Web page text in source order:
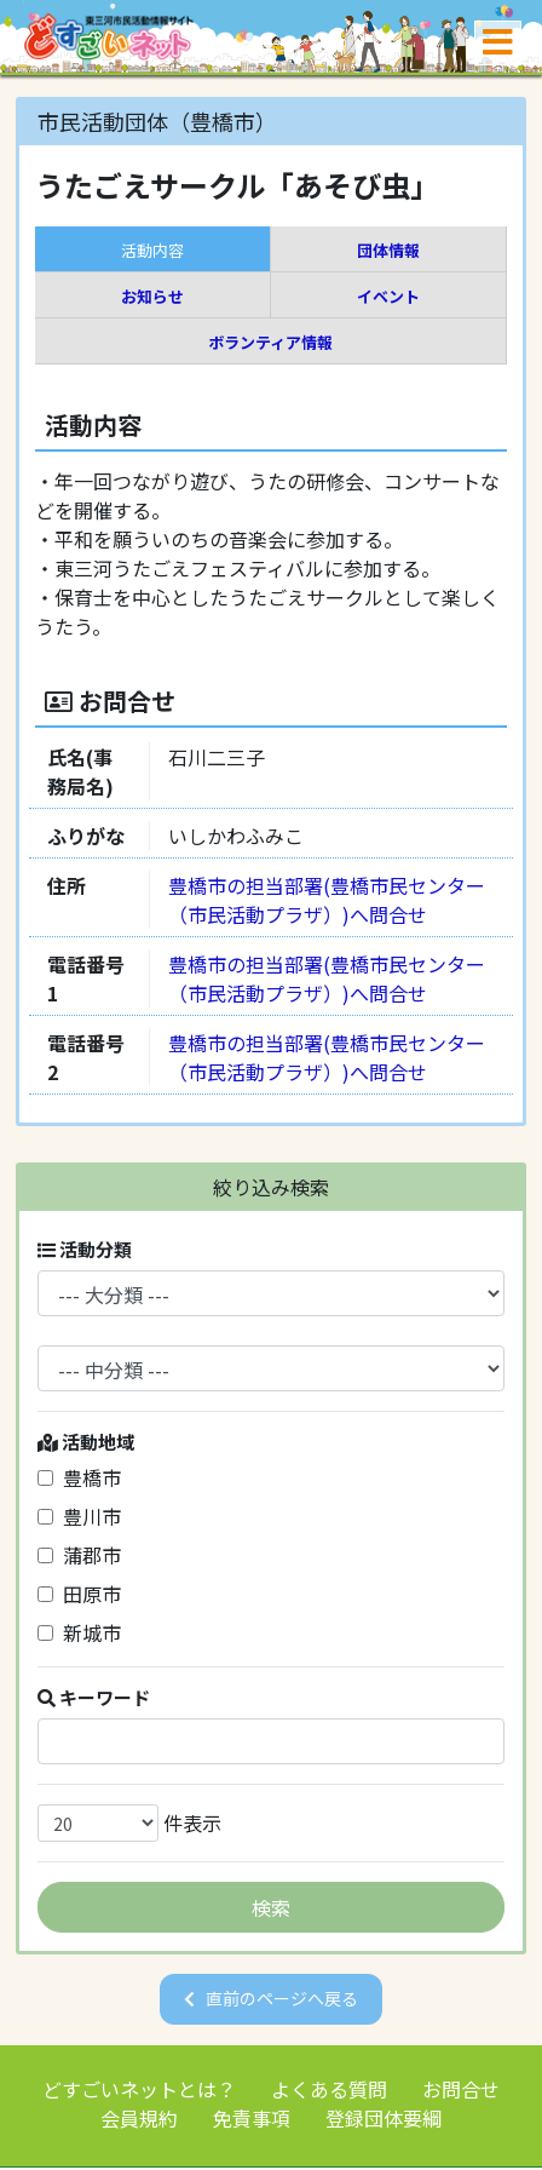
市民活動団体（豊橋市）
うたごえサークル「あそび虫」
活動内容
団体情報
お知らせ
イベント
ボランティア情報
活動内容
・年一回つながり遊び、うたの研修会、コンサートな
どを開催する。
・平和を願ういのちの音楽会に参加する。
・東三河うたごえフェスティバルに参加する。
・保育士を中心としたうたごえサークルとして楽しく
うたう。
お問合せ
氏名(事
務局名)
石川二三子
ふりがな
いしかわふみこ
住所
豊橋市の担当部署(豊橋市民センター
（市民活動プラザ）)へ問合せ
電話番号
1
豊橋市の担当部署(豊橋市民センター
（市民活動プラザ）)へ問合せ
電話番号
2
豊橋市の担当部署(豊橋市民センター
（市民活動プラザ）)へ問合せ
絞り込み検索
活動分類
活動地域
豊橋市
豊川市
蒲郡市
田原市
新城市
キーワード
件表示
直前のページへ戻る
どすごいネットとは？ よくある質問
お問合せ
会員規約
免責事項 登録団体要綱